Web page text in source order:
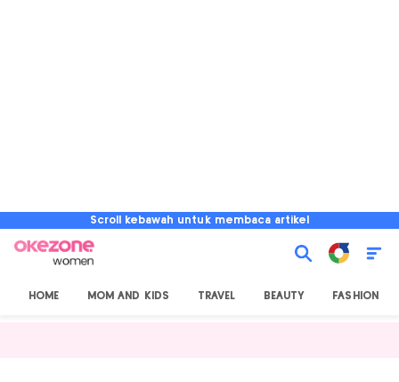
Scroll kebawah untuk membaca artikel
HOME MOM AND KIDS TRAVEL BEAUTY FASHION